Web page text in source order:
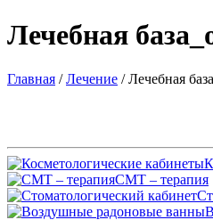
Лечебная
Главная /Лечение /Лечебная
СМТ – терапия